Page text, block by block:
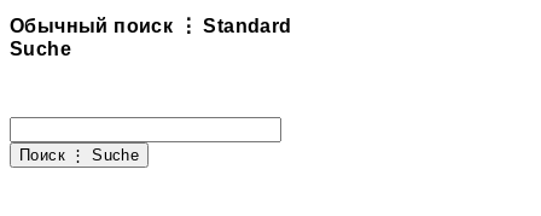
Обычный поиск ⋮ Standard
Suche